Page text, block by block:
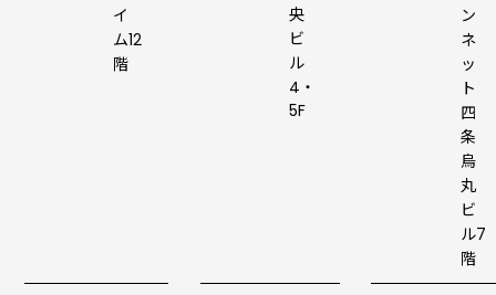
イ
ム12
階
央
ビ
ル
4・
5F
ン
ネ
ッ
ト
四
条
烏
丸
ビ
ル7
階